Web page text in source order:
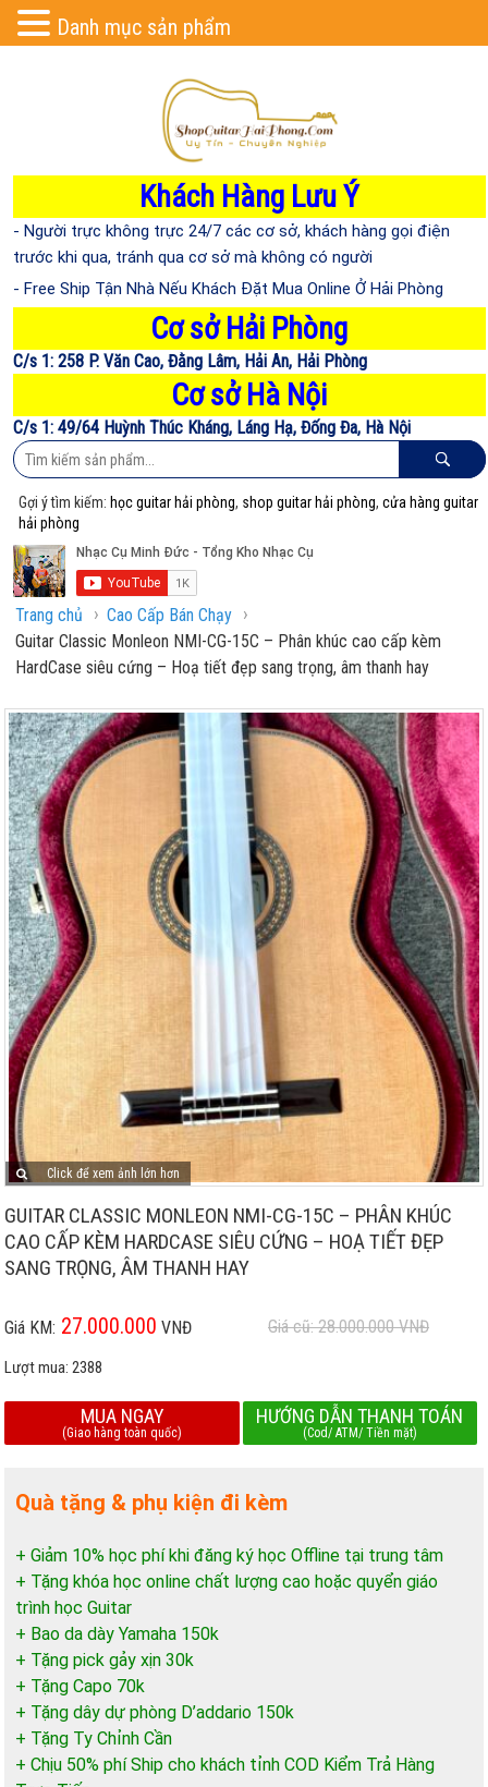
Khách Hàng Lưu Ý
- Người trực không trực 24/7 các cơ sở, khách hàng gọi điện
trước khi qua, tránh qua cơ sở mà không có người
- Free Ship Tận Nhà Nếu Khách Đặt Mua Online Ở Hải Phòng
Cơ sở Hải Phòng
C/s 1: 258 P. Văn Cao, Đằng Lâm, Hải An, Hải Phòng
Cơ sở Hà Nội
C/s 1: 49/64 Huỳnh Thúc Kháng, Láng Hạ, Đống Đa, Hà Nội
Gợi ý tìm kiếm: học guitar hải phòng, shop guitar hải phòng,cửa hàng guitar
hải phòng
Trang chủ › Cao Cấp Bán Chạy ›
Guitar Classic Monleon NMI-CG-15C – Phân khúc cao cấp kèm
HardCase siêu cứng – Hoạ tiết đẹp sang trọng, âm thanh hay
Click để xem ảnh lớn hơn
GUITAR CLASSIC MONLEON NMI-CG-15C – PHÂN KHÚC
CAO CẤP KÈM HARDCASE SIÊU CỨNG – HOẠ TIẾT ĐẸP
SANG TRỌNG, ÂM THANH HAY
Giá KM: 27.000.000 VNĐ Giá cũ: 28.000.000VNĐ
Lượt mua:2388
MUA NGAY
(Giao hàng toàn quốc)
HƯỚNG DẪN THANH TOÁN
(Cod/ ATM/ Tiền mặt)
Quà tặng & phụ kiện đi kèm
+ Giảm 10% học phí khi đăng ký học Offline tại trung tâm
+ Tặng khóa học online chất lượng cao hoặc quyển giáo
trình học Guitar
+ Bao da dày Yamaha 150k
+ Tặng pick gảy xịn 30k
+ Tặng Capo 70k
+ Tặng dây dự phòng D’addario 150k
+ Tặng Ty Chỉnh Cần
+ Chịu 50% phí Ship cho khách tỉnh COD Kiểm Trả Hàng
Danh mục sản phẩm